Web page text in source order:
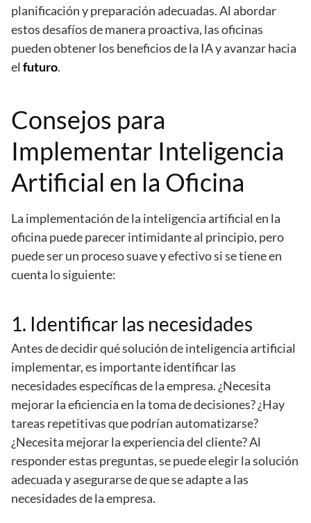
planificación y preparación adecuadas. Al abordar
estos desafíos de manera proactiva, las oficinas
pueden obtener los beneficios de la IA y avanzar hacia
el futuro.
Consejos para
Implementar Inteligencia
Artificial en la Oficina
La implementación de la inteligencia artificial en la
oficina puede parecer intimidante al principio, pero
puede ser un proceso suave y efectivo si se tiene en
cuenta lo siguiente:
1. Identificar las necesidades
Antes de decidir qué solución de inteligencia artificial
implementar, es importante identificar las
necesidades específicas de la empresa. ¿Necesita
mejorar la eficiencia en la toma de decisiones? ¿Hay
tareas repetitivas que podrían automatizarse?
¿Necesita mejorar la experiencia del cliente? Al
responder estas preguntas, se puede elegir la solución
adecuada y asegurarse de que se adapte a las
necesidades de la empresa.